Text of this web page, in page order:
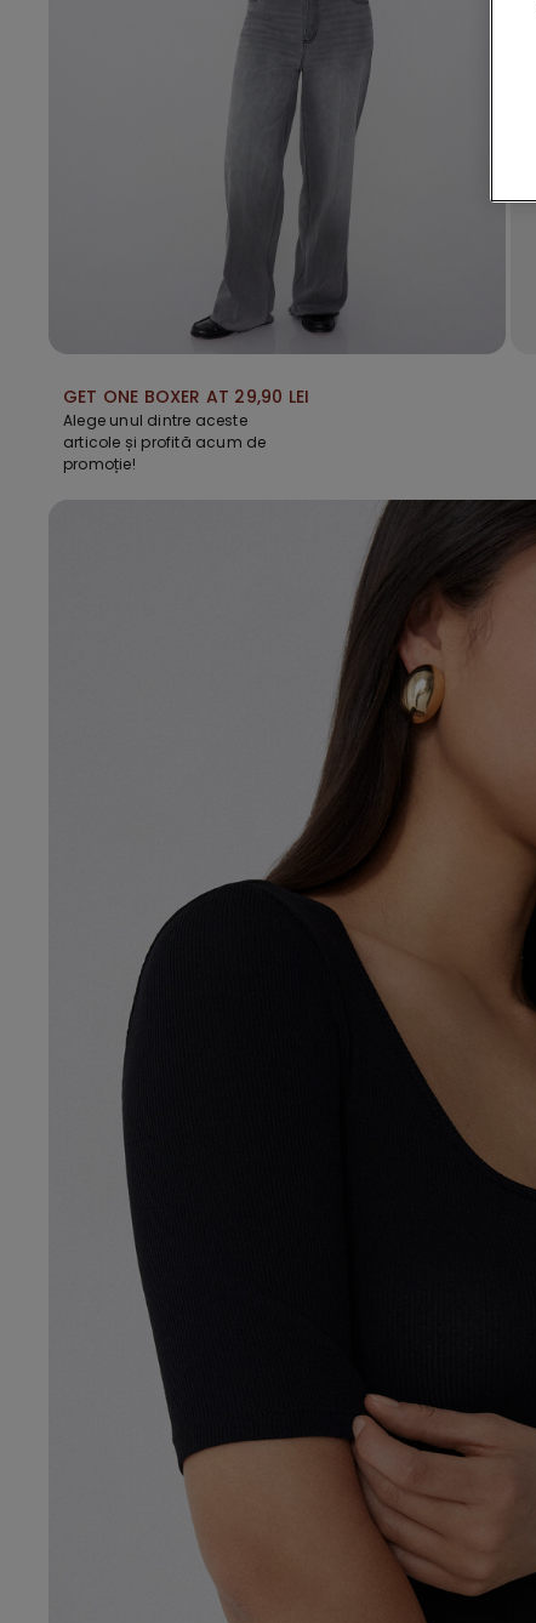
GET ONE BOXER AT 29,90 LEI
Alege unul dintre aceste
articole și profită acum de
promoție!